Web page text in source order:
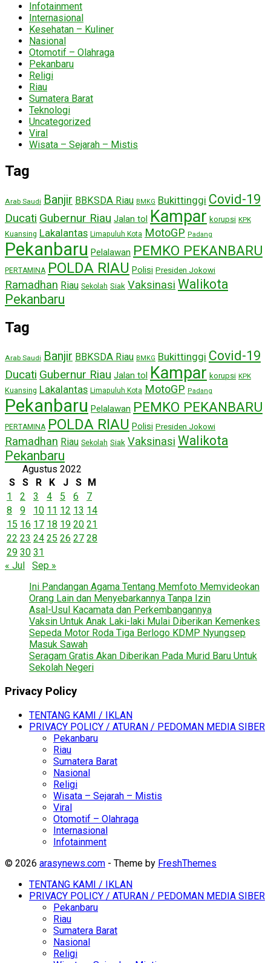
Infotainment
Internasional
Kesehatan – Kuliner
Nasional
Otomotif – Olahraga
Pekanbaru
Religi
Riau
Sumatera Barat
Teknologi
Uncategorized
Viral
Wisata – Sejarah – Mistis
Tag
Arab Saudi Banjir BBKSDA Riau BMKG Bukittinggi Covid-19
Ducati Gubernur Riau Jalan tol Kampar korupsi KPK
Kuansing Lakalantas Limapuluh Kota MotoGP Padang
Pekanbaru Pelalawan PEMKO PEKANBARU
PERTAMINA POLDA RIAU Polisi Presiden Jokowi
Ramadhan Riau Sekolah Siak Vaksinasi Walikota
Pekanbaru
Tag
Arab Saudi Banjir BBKSDA Riau BMKG Bukittinggi Covid-19
Ducati Gubernur Riau Jalan tol Kampar korupsi KPK
Kuansing Lakalantas Limapuluh Kota MotoGP Padang
Pekanbaru Pelalawan PEMKO PEKANBARU
PERTAMINA POLDA RIAU Polisi Presiden Jokowi
Ramadhan Riau Sekolah Siak Vaksinasi Walikota
Pekanbaru
Agustus 2022
S
S R K J S M
1
2 3 4 5 6
7
8
9 10 11 12 13 14
15 16 17 18 19 20 21
22 23 24 25 26 27 28
29 30 31
« Jul
Sep »
Ini Pandangan Agama Tentang Memfoto Memvideokan
Orang Lain dan Menyebarkannya Tanpa Izin
Asal-Usul Kacamata dan Perkembangannya
Vaksin Untuk Anak Laki-laki Mulai Diberikan Kemenkes
Sepeda Motor Roda Tiga Berlogo KDMP Nyungsep
Masuk Sawah
Seragam Gratis Akan Diberikan Pada Murid Baru Untuk
Sekolah Negeri
Privacy Policy
TENTANG KAMI / IKLAN
PRIVACY POLICY / ATURAN / PEDOMAN MEDIA SIBER
Pekanbaru
Riau
Sumatera Barat
Nasional
Religi
Wisata – Sejarah – Mistis
Viral
Otomotif – Olahraga
Internasional
Infotainment
© 2026 arasynews.com - Theme by FreshThemes
TENTANG KAMI / IKLAN
PRIVACY POLICY / ATURAN / PEDOMAN MEDIA SIBER
Pekanbaru
Riau
Sumatera Barat
Nasional
Religi